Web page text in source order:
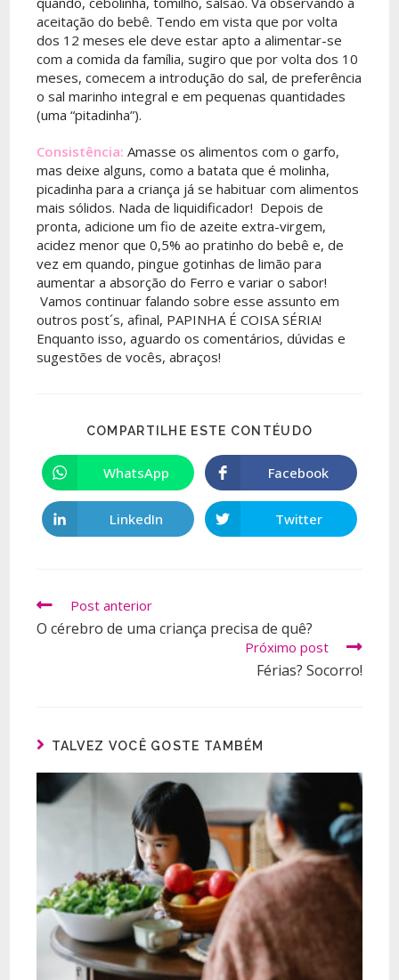
aceitação do bebê. Tendo em vista que por volta
dos 12 meses ele deve estar apto a alimentar-se
com a comida da família, sugiro que por volta dos 10
meses, comecem a introdução do sal, de preferência
o sal marinho integral e em pequenas quantidades
(uma “pitadinha”).
Consistência:Amasse os alimentos com o garfo,
mas deixe alguns, como a batata que é molinha,
picadinha para a criança já se habituar com alimentos
mais sólidos. Nada de liquidificador! Depois de
pronta, adicione um fio de azeite extra-virgem,
acidez menor que 0,5% ao pratinho do bebê e, de
vez em quando, pingue gotinhas de limão para
aumentar a absorção do Ferro e variar o sabor!
Vamos continuar falando sobre esse assunto em
outros post´s, afinal, PAPINHA É COISA SÉRIA!
Enquanto isso, aguardo os comentários, dúvidas e
sugestões de vocês, abraços!
COMPARTILHE ESTE CONTÉUDO
WhatsApp Facebook
LinkedIn Twitter
Post anterior
O cérebro de uma criança precisa de quê?
Próximo post
Férias? Socorro!
TALVEZ VOCÊ GOSTE TAMBÉM